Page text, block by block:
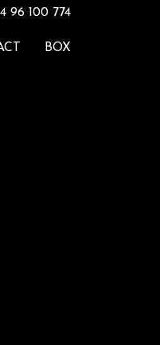
96 100 774
BOX